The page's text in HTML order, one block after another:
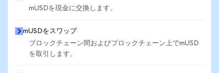
mUSDを現金に交換します。
mUSDをスワップ
ブロックチェーン間およびブロックチェーン上でmUSD
を取引します。